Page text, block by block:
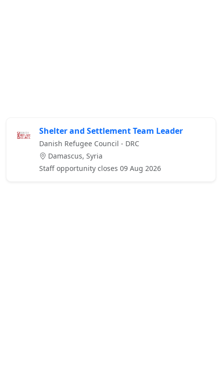
Shelter and Settlement Team Leader
Danish Refugee Council - DRC
Damascus, Syria
Staff opportunity closes 09 Aug 2026